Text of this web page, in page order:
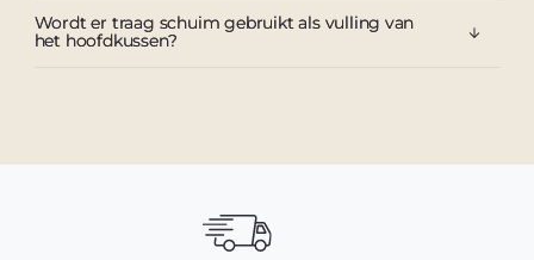
Wordt er traag schuim gebruikt als vulling van
het hoofdkussen?